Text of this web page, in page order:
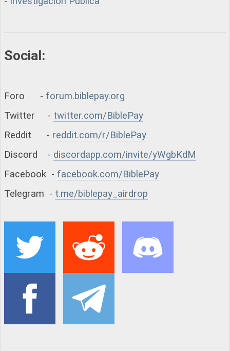
Social:
Foro - forum.biblepay.org
Twitter - twitter.com/BiblePay
Reddit - reddit.com/r/BiblePay
Discord - discordapp.com/invite/yWgbKdM
Facebook - facebook.com/BiblePay
Telegram - t.me/biblepay_airdrop